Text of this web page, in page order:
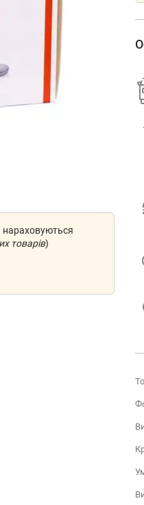
нараховуються
товарів)